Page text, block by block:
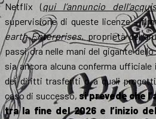
Netflix (qui l’annuncio
supervisione di queste licenze –
earth Enterprises, proprietà del
passi ora nelle mani del gigante
sia ancora alcuna conferma
dei diritti trasferiti o a quali
caso di successo, si prevede che
tra la fine del 2026 e l’inizio